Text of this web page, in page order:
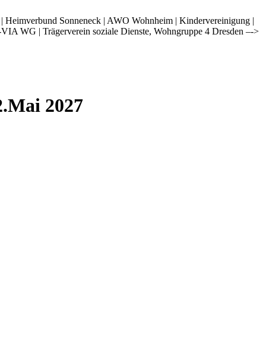
Sonneneck | AWO Wohnheim | Kindervereinigung |
WG | Trägerverein soziale Dienste, Wohngruppe 4 Dresden –->
2027